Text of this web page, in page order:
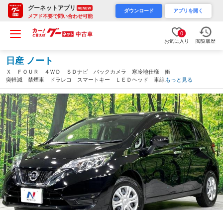
グーネットアプリ RENEW
メアド不要で問い合わせ可能
ダウンロード アプリを開く
0
お気に入り 閲覧履歴
日産 ノート
Ｘ ＦＯＵＲ ４ＷＤ ＳＤナビ バックカメラ 寒冷地仕様 衝
突軽減 禁煙車 ドラレコ スマートキー ＬＥＤヘッド 車線逸
脱警報 オートライト Ｂｌｕｅｔｏｏｔｈ ＣＤ ＤＶＤ再生
（北海道）
もっと見る